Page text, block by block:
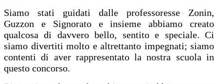
Siamo stati guidati dalle professoresse Zonin,
Guzzon e Signorato e insieme abbiamo creato
qualcosa di davvero bello, sentito e speciale. Ci
siamo divertiti molto e altrettanto impegnati; siamo
contenti di aver rappresentato la nostra scuola in
questo concorso.